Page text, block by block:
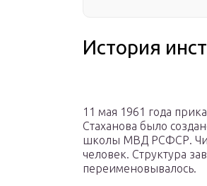
История
11 мая 1961 года
Стаханова было
школы МВД РСФСР.
человек. Структура
переименовывалось.